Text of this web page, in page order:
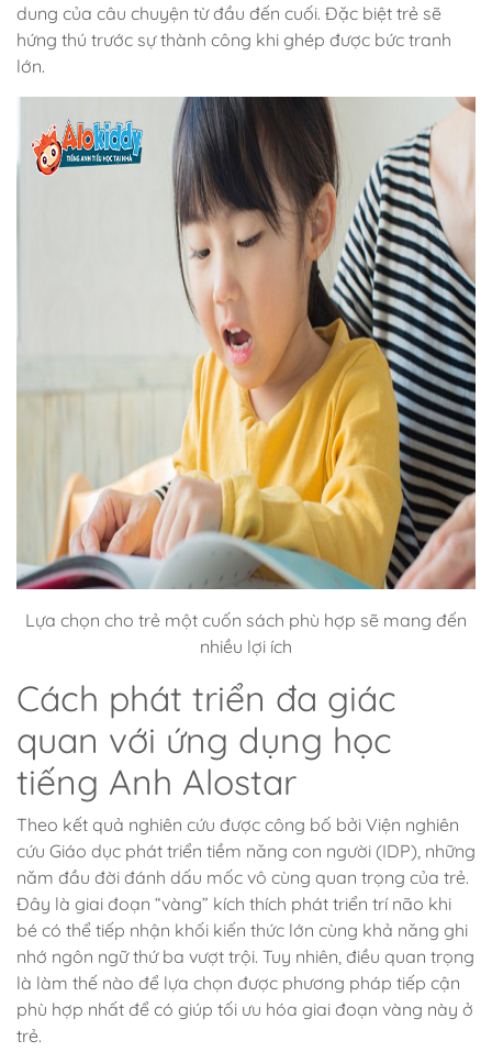
dung của câu chuyện từ đầu đến cuối. Đặc biệt trẻ sẽ
hứng thú trước sự thành công khi ghép được bức tranh
lớn.
Lựa chọn cho trẻ một cuốn sách phù hợp sẽ mang đến
nhiều lợi ích
Cách phát triển đa giác
quan với ứng dụng học
tiếng Anh Alostar
Theo kết quả nghiên cứu được công bố bởi Viện nghiên
cứu Giáo dục phát triển tiềm năng con người (IDP), những
năm đầu đời đánh dấu mốc vô cùng quan trọng của trẻ.
Đây là giai đoạn “vàng” kích thích phát triển trí não khi
bé có thể tiếp nhận khối kiến thức lớn cùng khả năng ghi
nhớ ngôn ngữ thứ ba vượt trội. Tuy nhiên, điều quan trọng
là làm thế nào để lựa chọn được phương pháp tiếp cận
phù hợp nhất để có giúp tối ưu hóa giai đoạn vàng này ở
trẻ.